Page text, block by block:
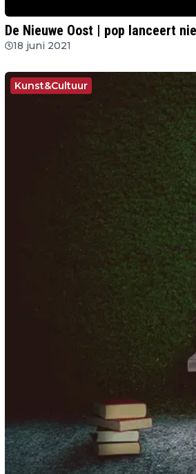
De Nieuwe Oost | pop lanceert
18 juni 2021
Kunst&Cultuur